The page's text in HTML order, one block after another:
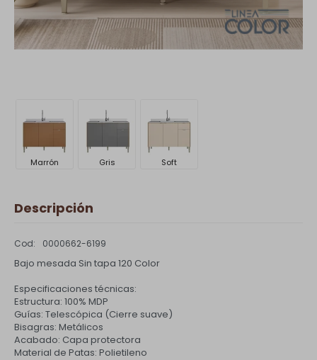
Marrón Gris Soft
Descripción
0000662-6199
Bajo mesada Sin tapa 120 Color
Especificaciones técnicas:
Estructura: 100% MDP
Guías: Telescópica (Cierre suave)
Bisagras: Metálicos
Acabado: Capa protectora
Material de Patas: Polietileno